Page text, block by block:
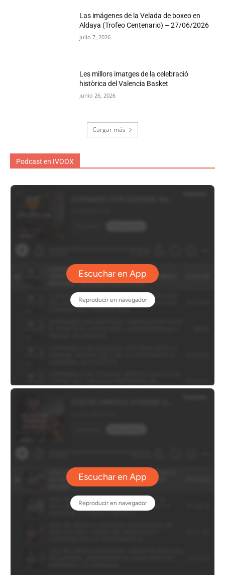
Las imágenes de la Velada de boxeo en
Aldaya (Trofeo Centenario) – 27/06/2026
julio 7, 2026
Les millors imatges de la celebració
històrica del Valencia Basket
junio 26, 2026
Cargar más
Podcast en IVOOX